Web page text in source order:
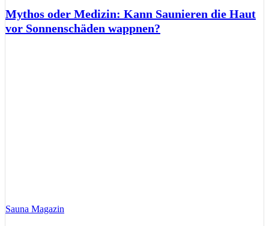
Mythos oder Medizin: Kann Saunieren die Haut
vor Sonnenschäden wappnen?
Sauna Magazin